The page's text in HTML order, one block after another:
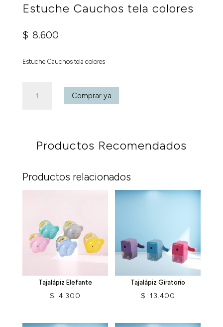
Estuche Cauchos tela colores
$ 8.600
Estuche Cauchos tela colores
Cauchos
Comprar ya
Productos Recomendados
Productos relacionados
Tajalápiz Elefante
$ 4.300
Tajalápiz Giratorio
$ 13.400